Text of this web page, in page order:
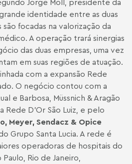
Jorge Moll, presidente da
identidade entre as duas
focadas na valorização da
A operação trará sinergias
das duas empresas, uma vez
em suas regiões de atuação.
com a expansão Rede
O negócio contou com a
e Barbosa, Müssnich & Aragão
D’Or São Luiz, e pelo
Meyer, Sendacz & Opice
Grupo Santa Lucia. A rede é
operadoras de hospitais do
Rio de Janeiro,